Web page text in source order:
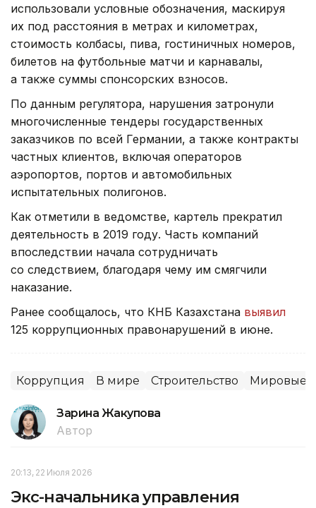
использовали условные обозначения, маскируя
их под расстояния в метрах и километрах,
стоимость колбасы, пива, гостиничных номеров,
билетов на футбольные матчи и карнавалы,
а также суммы спонсорских взносов.
По данным регулятора, нарушения затронули
многочисленные тендеры государственных
заказчиков по всей Германии, а также контракты
частных клиентов, включая операторов
аэропортов, портов и автомобильных
испытательных полигонов.
Как отметили в ведомстве, картель прекратил
деятельность в 2019 году. Часть компаний
впоследствии начала сотрудничать
со следствием, благодаря чему им смягчили
наказание.
Ранее сообщалось, что КНБ Казахстана выявил
125 коррупционных правонарушений в июне.
Коррупция В мире Строительство Мировые
Зарина Жакупова
Автор
20:13, 22 Июля 2026
Экс-начальника управления